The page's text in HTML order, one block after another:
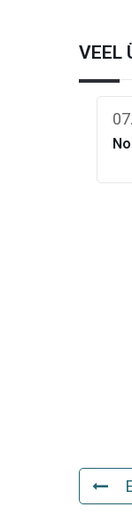
VEEL